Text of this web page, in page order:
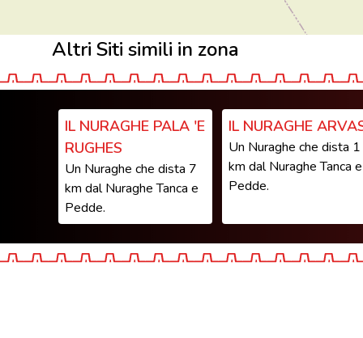
Altri Siti simili in zona
IL NURAGHE PALA 'E
RUGHES
Un Nuraghe che dista 7
km dal Nuraghe Tanca e
Pedde.
IL NURAGHE
Un Nuraghe che dista 1
km dal Nuraghe Tanca e
Pedde.